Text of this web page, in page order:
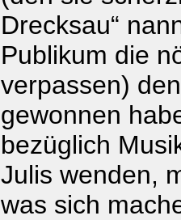
Drecksau“
Publikum die
verpassen)
gewonnen
bezüglich
Julis wenden,
was sich